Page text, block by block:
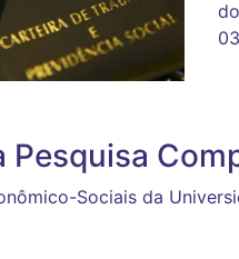
Pesquisa
Sociais da